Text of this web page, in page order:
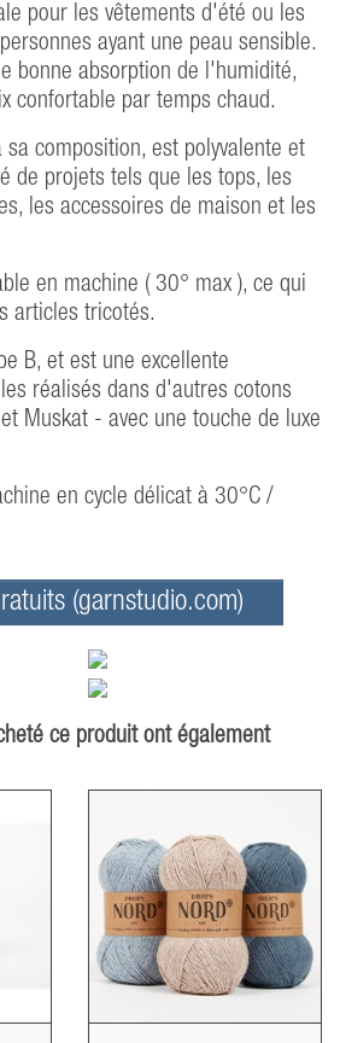
pour les vêtements d'été ou les
ayant une peau sensible.
bonne absorption de l'humidité,
confortable par temps chaud.
sa composition, est polyvalente et
de projets tels que les tops, les
les accessoires de maison et les
en machine ( 30° max ), ce qui
articles tricotés.
B, et est une excellente
réalisés dans d'autres cotons
Muskat - avec une touche de luxe
en cycle délicat à 30°C /
(garnstudio.com)
ce produit ont également